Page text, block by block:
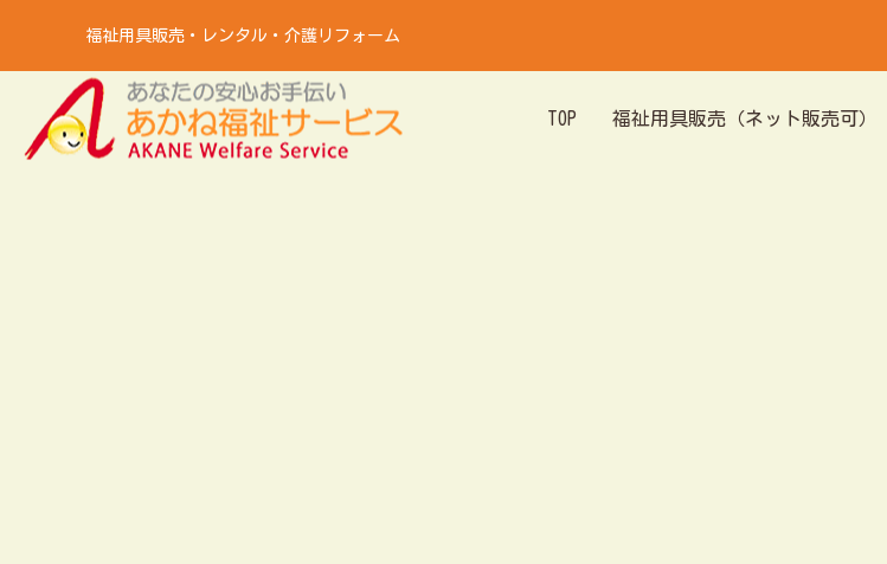
福祉用具販売・レンタル・介護リフォーム
TOP 福祉用具販売（ネット販売可）